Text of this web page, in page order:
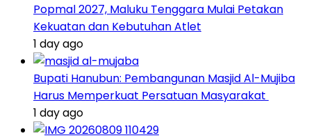
Popmal 2027, Maluku Tenggara Mulai Petakan
Kekuatan dan Kebutuhan Atlet
1 day ago
Bupati Hanubun: Pembangunan Masjid Al-Mujiba
Harus Memperkuat Persatuan Masyarakat
1 day ago